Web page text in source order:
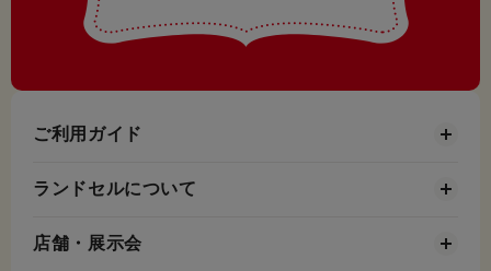
ご利用ガイド
ランドセルについて
店舗・展示会